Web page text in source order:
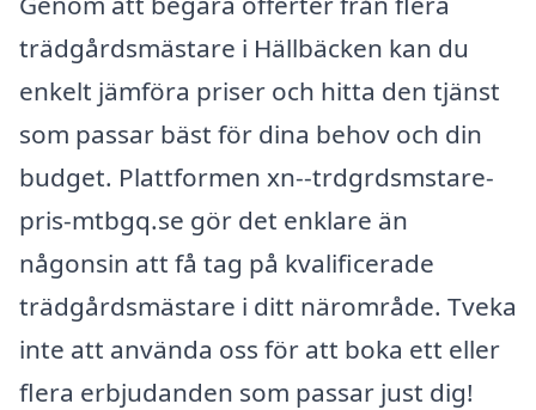
trädgårdsmästare i Hällbäcken kan du
enkelt jämföra priser och hitta den tjänst
som passar bäst för dina behov och din
budget. Plattformen xn--trdgrdsmstare-
pris-mtbgq.se gör det enklare än
någonsin att få tag på kvalificerade
trädgårdsmästare i ditt närområde. Tveka
inte att använda oss för att boka ett eller
flera erbjudanden som passar just dig!